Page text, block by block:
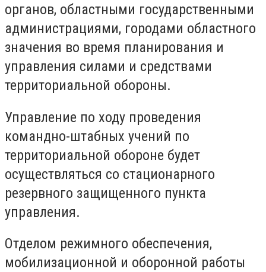
органов, областными государственными
администрациями, городами областного
значения во время планирования и
управления силами и средствами
территориальной обороны.
Управление по ходу проведения
командно-штабных учений по
территориальной обороне будет
осуществляться со стационарного
резервного защищенного пункта
управления.
Отделом режимного обеспечения,
мобилизационной и оборонной работы